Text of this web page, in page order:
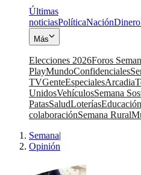
Últimas
noticiasPolíticaNaciónDinero
Más
Elecciones 2026Foros
PlayMundoConfidenciales
TVGenteEspecialesArcadia
UnidosVehículosSemana
PatasSaludLoteríasEducación
colaboraciónSemana Rural
Semana|
Opinión